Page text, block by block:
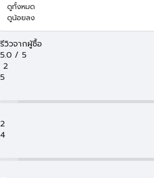
ดูทั้งหมด
ดูน้อยลง
รีวิวจากผู้ซื้อ
5.0 / 5
2
5
2
4